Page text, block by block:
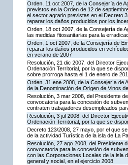
Orden, 11 oct 2007, de la Consejería de
previstos en la Orden de 12 de
el sector agrario previstas en el Decreto
reparar los daños producidos por los
Orden, 18 oct 2007, de la Consejería de
las medidas fitosanitarias para la
Orden, 1 oct 2007, de la Consejería de
reparar los daños producidos en
en verano de 2007
Resolución, 21 dic 2007, del Director
Ordenación Territorial, por la que se
sobre prorroga hasta el 1 de enero de
Orden, 31 ene 2008, de la Consejería de
de la Denominación de Origen de Vinos
Resolución, 3 mar 2008, del Presidente
convocatoria para la concesión de
contraten trabajadores desempleados
Resolución, 3 jul 2008, del Director
Ordenación Territorial, por la que se
Decreto 123/2008, 27 mayo, por el que
de la actividad Turística de la isla de La
Resolución, 27 ago 2008, del Presidente
convocatoria para la concesión de
con las Corporaciones Locales de la isla
general y social, en el ejercicio 2008